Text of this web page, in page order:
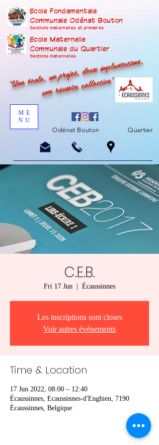
Ecole Fondamentale
Communale Odénat Bouton
Sections maternelles et primaires
Ecole Maternelle
Communale du Quartier
Sections maternelles
"Une école, un projet, deux implantations,
une réussite collective"
ME
NU
Odénat Bouton Quartier
C.E.B.
Fri 17 Jun Écaussinnes
Les inscriptions sont closes
Voir autres événements
Time & Location
17 Jun 2022, 08:00 – 12:40
Écaussinnes, Ecaussinnes-d'Enghien, 7190
Écaussinnes, Belgique